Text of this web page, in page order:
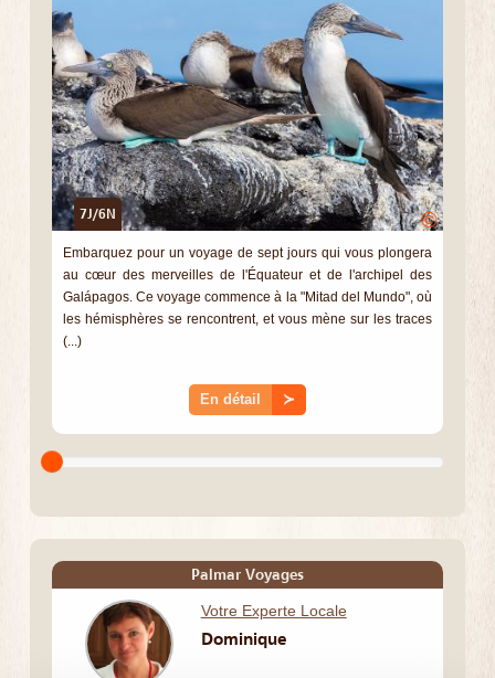
7J/6N ©
Embarquez pour un voyage de sept jours qui vous plongera
au cœur des merveilles de l'Équateur et de l'archipel des
Galápagos. Ce voyage commence à la "Mitad del Mundo", où
les hémisphères se rencontrent, et vous mène sur les traces
(...)
En détail ≻
Palmar Voyages
Votre Experte Locale
Dominique